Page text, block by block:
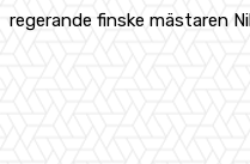
regerande finske mästaren